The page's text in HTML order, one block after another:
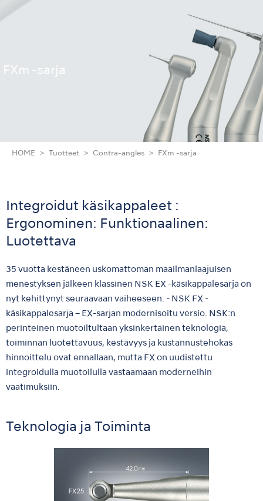
FXm -sarja
HOME Tuotteet Contra-angles FXm -sarja
Integroidut käsikappaleet :
Ergonominen: Funktionaalinen:
Luotettava
35 vuotta kestäneen uskomattoman maailmanlaajuisen
menestyksen jälkeen klassinen NSK EX -käsikappalesarja on
nyt kehittynyt seuraavaan vaiheeseen. - NSK FX -
käsikappalesarja – EX-sarjan modernisoitu versio. NSK:n
perinteinen muotoiltultaan yksinkertainen teknologia,
toiminnan luotettavuus, kestävyys ja kustannustehokas
hinnoittelu ovat ennallaan, mutta FX on uudistettu
integroidulla muotoilulla vastaamaan moderneihin
vaatimuksiin.
Teknologia ja Toiminta